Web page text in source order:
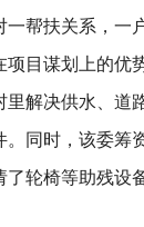
帮扶关系，一
目谋划上的优
解决供水、道
同时，该委筹
轮椅等助残设